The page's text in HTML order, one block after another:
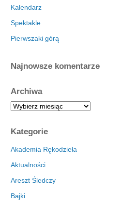
Kalendarz
Spektakle
Pierwszaki górą
Najnowsze komentarze
Archiwa
A
c
h
i
a
Kategorie
Akademia Rękodzieła
Aktualności
Areszt Śledczy
Bajki